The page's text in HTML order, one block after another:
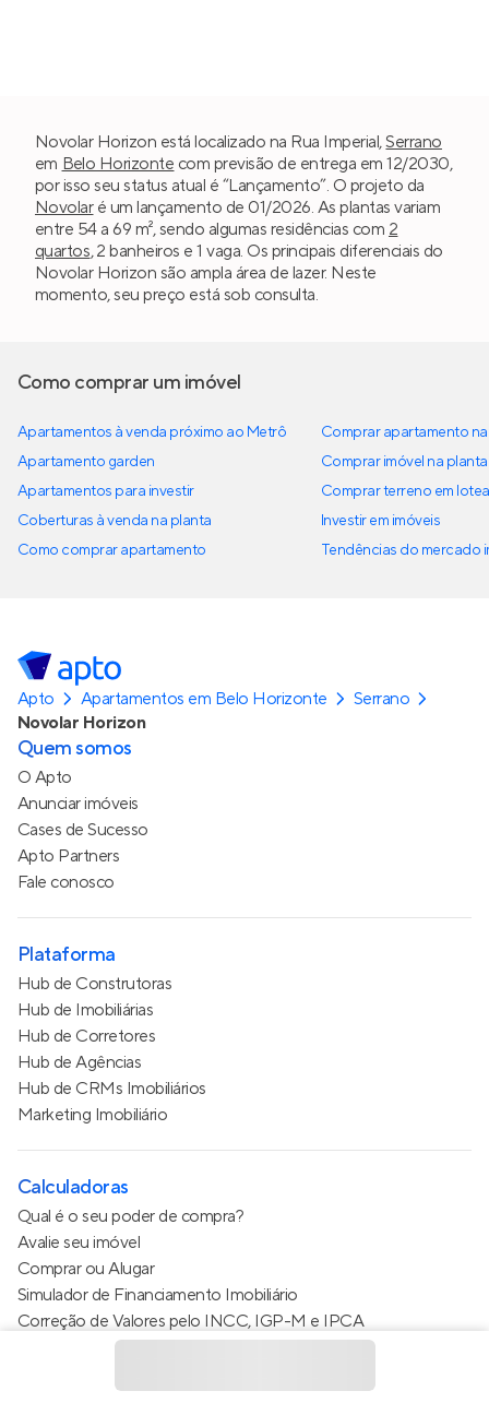
Novolar Horizon está localizado na Rua Imperial,Serrano
em Belo Horizonte com previsão de entrega em 12/2030,
por isso seu status atual é “Lançamento”. O projeto da
Novolaré um lançamento de 01/2026. As plantas variam
entre 54 a 69 m², sendo algumas residências com 2
quartos, 2 banheiros e 1 vaga. Os principais diferenciais do
Novolar Horizon são ampla área de lazer. Neste
momento, seu preço está sob consulta.
Como comprar um imóvel
Apartamentos à venda próximo ao Metrô
Apartamento garden
Apartamentos para investir
Coberturas à venda na planta
Como comprar apartamento
Comprar apartamento
Comprar imóvel na planta
Comprar terreno em
Investir em imóveis
Tendências do mercado
Apto Apartamentos em Belo Horizonte
Serrano
Novolar Horizon
Quem somos
O Apto
Anunciar imóveis
Cases de Sucesso
Apto Partners
Fale conosco
Plataforma
Hub de Construtoras
Hub de Imobiliárias
Hub de Corretores
Hub de Agências
Hub de CRMs Imobiliários
Marketing Imobiliário
Calculadoras
Qual é o seu poder de compra?
Avalie seu imóvel
Comprar ou Alugar
Simulador de Financiamento Imobiliário
Correção de Valores pelo INCC, IGP-M e IPCA
Estimativa de valor do condomínio